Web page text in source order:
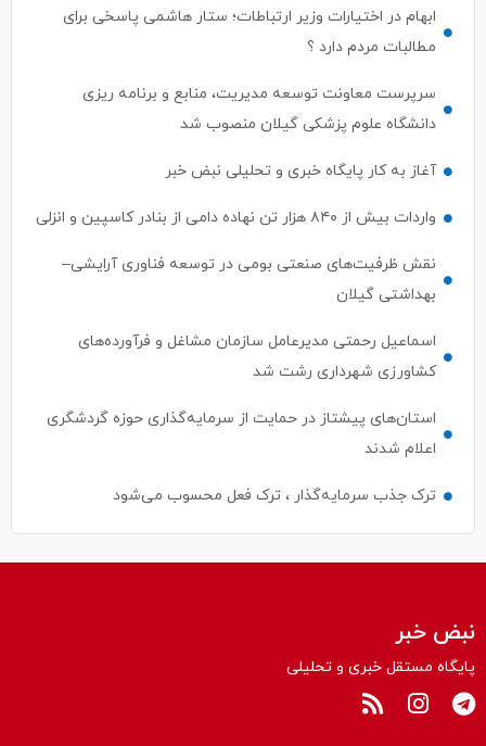
ابهام در اختیارات وزیر ارتباطات؛ ستار هاشمی پاسخی برای
مطالبات مردم دارد ؟
سرپرست معاونت توسعه مدیریت، منابع و برنامه ریزی
دانشگاه علوم پزشکی گیلان منصوب شد
آغاز به کار پایگاه خبری و تحلیلی نبض خبر
واردات بیش از ۸۴۰ هزار تن نهاده دامی از بنادر كاسپین و انزلی
نقش ظرفیت‌های صنعتی بومی در توسعه فناوری آرایشی–
بهداشتی گیلان
اسماعیل رحمتی مدیرعامل سازمان مشاغل و فرآورده‌های
کشاورزی شهرداری رشت شد
استان‌های پیشتاز در حمایت از سرمایه‌گذاری حوزه گردشگری
اعلام شدند
ترک جذب سرمایه‌گذار ، ترک فعل محسوب می‌شود
نبض خبر
پایگاه مستقل خبری و تحلیلی